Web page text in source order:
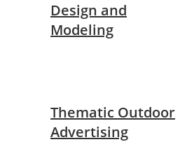
Design and
Modeling
Thematic Outdoor
Advertising